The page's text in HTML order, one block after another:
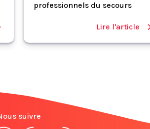
professionnels du secours
Lire l'article
suivre